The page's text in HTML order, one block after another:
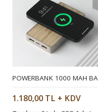
1.180,00 TL + KDV